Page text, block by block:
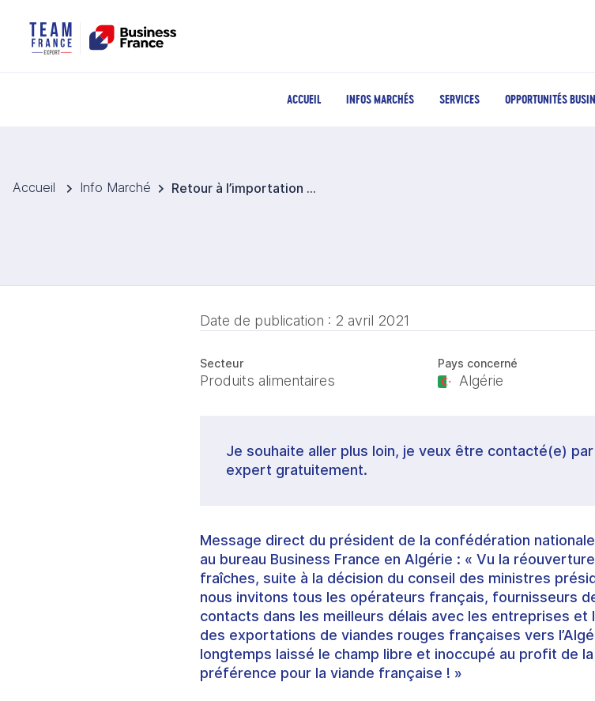
ACCUEIL INFOS MARCHÉS SERVICES OPPORTUNITÉS
Accueil Info Marché Retour à l’importation des viandes rouges : Les éclairages du Président de la CNIVR
Date de publication : 2 avril 2021
Secteur
Produits alimentaires
Pays concerné
Algérie
Je souhaite aller plus loin, je veux être contacté(e) par
expert gratuitement.
Message direct du président de la confédération
au bureau Business France en Algérie : « Vu la
fraîches, suite à la décision du conseil des ministres
nous invitons tous les opérateurs français, fournisseurs
contacts dans les meilleurs délais avec les entreprises
des exportations de viandes rouges françaises vers
longtemps laissé le champ libre et inoccupé au profit de
préférence pour la viande française ! »